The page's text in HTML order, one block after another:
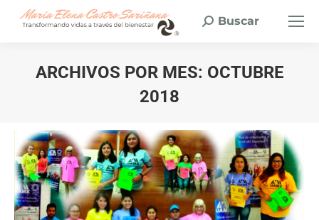
Buscar:
Buscar
ARCHIVOS POR MES: OCTUBRE
2018